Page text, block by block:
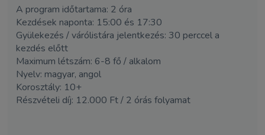
A program időtartama: 2 óra
Kezdések naponta: 15:00 és 17:30
Gyülekezés / várólistára jelentkezés: 30 perccel a
kezdés előtt
Maximum létszám: 6-8 fő / alkalom
Nyelv: magyar, angol
Korosztály: 10+
Részvételi díj: 12.000 Ft / 2 órás folyamat